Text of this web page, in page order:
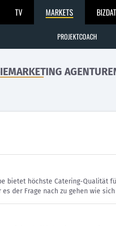
TV MARKETS
PROJEKTCOACH
bietet höchste Catering-Qualität
der Frage nach zu gehen wie